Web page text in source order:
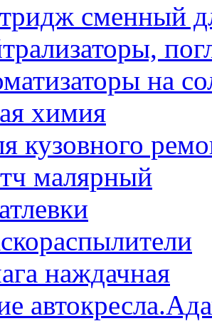
сменный
на
химия
кузовного
малярный
наждачная